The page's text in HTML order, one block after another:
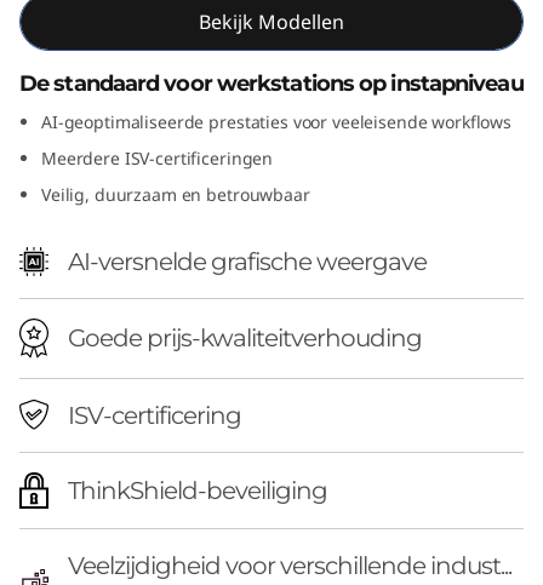
n
2
n
e
Bekijk Modellen
De standaard voor werkstations op instapniveau
AI-geoptimaliseerde prestaties voor veeleisende workflows
Meerdere ISV-certificeringen
Veilig, duurzaam en betrouwbaar
AI-versnelde grafische weergave
Goede prijs-kwaliteitverhouding
ISV-certificering
ThinkShield-beveiliging
Veelzijdigheid voor verschillende indust...